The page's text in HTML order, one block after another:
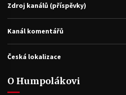
Zdroj kanálů (příspěvky)
Kanál komentářů
Česká lokalizace
O Humpolákovi